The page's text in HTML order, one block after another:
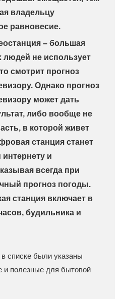
владельцу
равновесие.
– большая
людей не использует
смотрит прогноз
Однако прогноз
может дать
либо вообще не
в которой живет
станция станет
интернету и
всегда при
прогноз погоды.
станция включает в
будильника и
списке были указаны
и полезные для бытовой